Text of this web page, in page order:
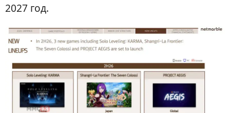
2027 год.